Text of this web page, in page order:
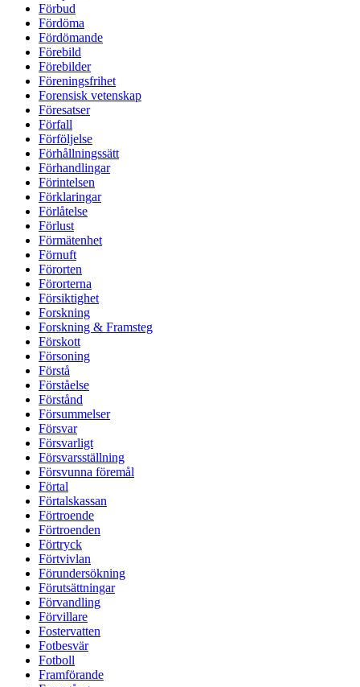
Förbud
Fördöma
Fördömande
Förebild
Förebilder
Föreningsfrihet
Forensisk vetenskap
Föresatser
Förfall
Förföljelse
Förhållningssätt
Förhandlingar
Förintelsen
Förklaringar
Förlåtelse
Förlust
Förmätenhet
Förnuft
Förorten
Förorterna
Försiktighet
Forskning
Forskning & Framsteg
Förskott
Försoning
Förstå
Förståelse
Förstånd
Försummelser
Försvar
Försvarligt
Försvarsställning
Försvunna föremål
Förtal
Förtalskassan
Förtroende
Förtroenden
Förtryck
Förtvivlan
Förundersökning
Förutsättningar
Förvandling
Förvillare
Fostervatten
Fotbesvär
Fotboll
Framförande